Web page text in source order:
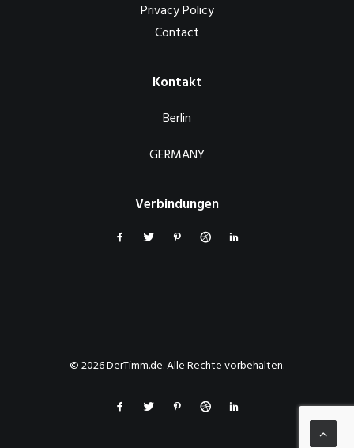
Privacy Policy
Contact
Kontakt
Berlin
GERMANY
Verbindungen
© 2026 DerTimm.de. Alle Rechte vorbehalten.